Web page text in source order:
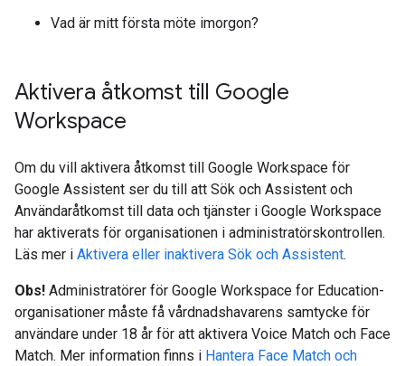
Vad är mitt första möte imorgon?
Aktivera åtkomst till Google
Workspace
Om du vill aktivera åtkomst till Google Workspace för
Google Assistent ser du till att Sök och Assistent och
Användaråtkomst till data och tjänster i Google Workspace
har aktiverats för organisationen i administratörskontrollen.
Läs mer i Aktivera eller inaktivera Sök och Assistent.
Obs! Administratörer för Google Workspace for Education-
organisationer måste få vårdnadshavarens samtycke för
användare under 18 år för att aktivera Voice Match och Face
Match. Mer information finns i Hantera Face Match och